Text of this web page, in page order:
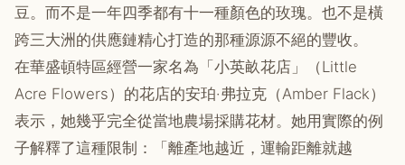
豆。而不是一年四季都有十一種顏色的玫瑰。也不是橫
跨三大洲的供應鏈精心打造的那種源源不絕的豐收。
在華盛頓特區經營一家名為「小英畝花店」（Little
Acre Flowers）的花店的安珀·弗拉克（Amber Flack）
表示，她幾乎完全從當地農場採購花材。她用實際的例
子解釋了這種限制：「離產地越近，運輸距離就越